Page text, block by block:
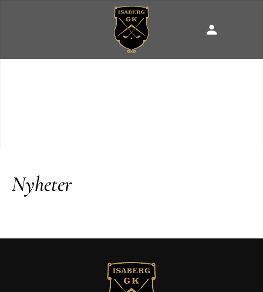
Nyheter